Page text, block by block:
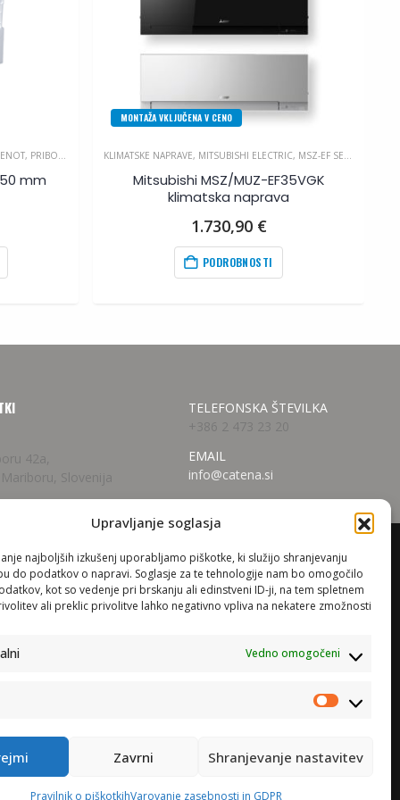
Upravljanje soglasja
najboljših izkušenj uporabljamo piškotke, ki služijo shranjevanju
do podatkov o napravi. Soglasje za te tehnologije nam bo omogočilo
kot so vedenje pri brskanju ali edinstveni ID-ji, na tem spletnem
ali preklic privolitve lahko negativno vpliva na nekatere zmožnosti
Vedno omogočeni
Trženje
Zavrni Shranjevanje nastavitev
Pravilnik o piškotkihVarovanje zasebnosti in GDPR
, PRIBOR ZA KLIMA NAPRAVE
mm
MONTAŽA VKLJUČENA V CENO
KLIMATSKE NAPRAVE, MITSUBISHI ELECTRIC, MSZ-EF SERIJA
Mitsubishi MSZ/MUZ-EF35VGK
klimatska naprava
1.730,90 €
PODROBNOSTI
42a,
Slovenija
TELEFONSKA ŠTEVILKA
+386 2 473 23 20
EMAIL
info@catena.si